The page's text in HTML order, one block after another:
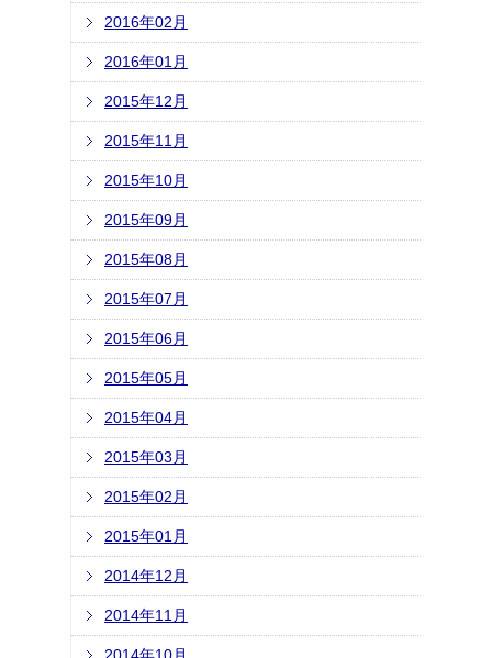
2016年02月
2016年01月
2015年12月
2015年11月
2015年10月
2015年09月
2015年08月
2015年07月
2015年06月
2015年05月
2015年04月
2015年03月
2015年02月
2015年01月
2014年12月
2014年11月